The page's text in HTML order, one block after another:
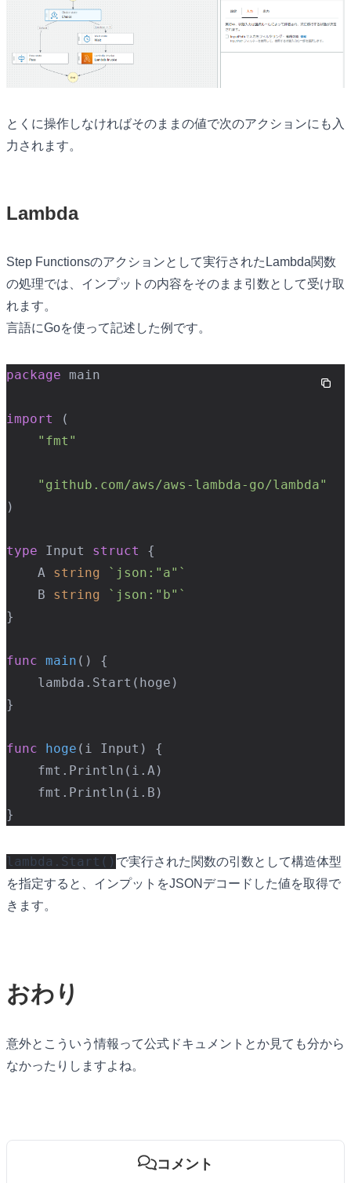
とくに操作しなければそのままの値で次のアクションにも入
力されます。
Lambda
Step Functionsのアクションとして実行されたLambda関数
の処理では、インプットの内容をそのまま引数として受け取
れます。
言語にGoを使って記述した例です。
package main
import
(
"fmt"
"github.com/aws/aws-lambda-go/lambda"
)
type Input struct
{
	A
string
`json:"a"`
	B
string
`json:"b"`
}
func main ()
{
}
func hoge (i Input)
{
lambda.Start() で実行された関数の引数として構造体型
を指定すると、インプットをJSONデコードした値を取得で
きます。
おわり
意外とこういう情報って公式ドキュメントとか見ても分から
なかったりしますよね。
コメント